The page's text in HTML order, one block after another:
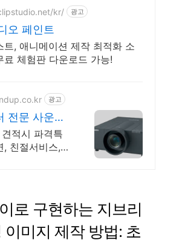
kr/ 광고
오 페인트
트, 애니메이션 제작 최적화 소
료 체험판 다운로드 가능!
광고
전문 사운드
적시 파격특
, 친절서비스,
로 구현하는 지브리
이미지 제작 방법: 초